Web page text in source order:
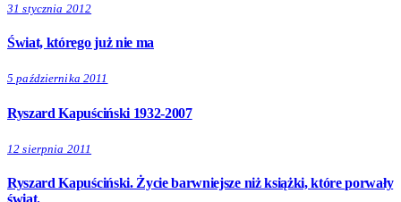
31 stycznia 2012
Świat, którego już nie ma
5 października 2011
Ryszard Kapuściński 1932-2007
12 sierpnia 2011
Ryszard Kapuściński. Życie barwniejsze niż książki, które porwały